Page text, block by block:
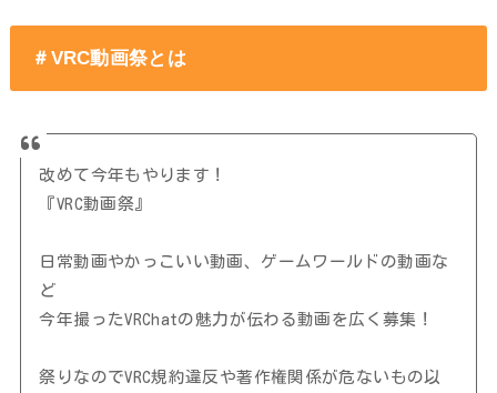
＃VRC動画祭とは
改めて今年もやります！
『VRC動画祭』
日常動画やかっこいい動画、ゲームワールドの動画な
ど
今年撮ったVRChatの魅力が伝わる動画を広く募集！
祭りなのでVRC規約違反や著作権関係が危ないもの以